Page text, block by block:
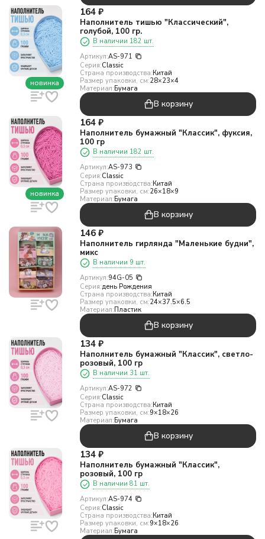
новинка
164 ₽
Наполнитель тишью "Классический",
голубой, 100 гр.
В наличии 182 шт.
Артикул:AS-971
Серия:Classic
Страна производства:Китай
Размер упаковки, см:28×23×4
Материал:Бумага
В корзину
новинка
164 ₽
Наполнитель бумажный "Классик", фуксия,
100 гр
В наличии 182 шт.
Артикул:AS-973
Серия:Classic
Страна производства:Китай
Размер упаковки, см:26×18×9
Материал:Бумага
В корзину
146 ₽
Наполнитель гирлянда "Маленькие будни",
микс
В наличии 9 шт.
Артикул:94G-05
Серия:день Рождения
Страна производства:Китай
Размер упаковки, см:24×37.5×6.5
Материал:Пластик
В корзину
134 ₽
Наполнитель бумажный "Классик", светло-
розовый, 100 гр
В наличии 31 шт.
Артикул:AS-972
Серия:Classic
Страна производства:Китай
Размер упаковки, см:9×18×26
Материал:Бумага
В корзину
134 ₽
Наполнитель бумажный "Классик",
розовый, 100 гр
В наличии 81 шт.
Артикул:AS-974
Серия:Classic
Страна производства:Китай
Размер упаковки, см:9×18×26
Материал:Бумага